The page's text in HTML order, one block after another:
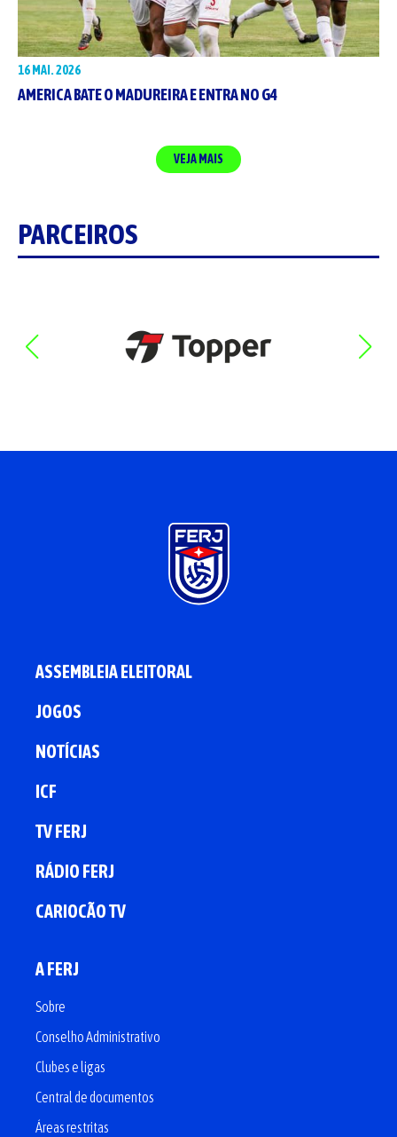
16 MAI. 2026
AMERICA BATE O MADUREIRA E ENTRA NO G4
VEJA MAIS
PARCEIROS
ASSEMBLEIA ELEITORAL
JOGOS
NOTÍCIAS
ICF
TV FERJ
RÁDIO FERJ
CARIOCÃO TV
A FERJ
Sobre
Conselho Administrativo
Clubes e ligas
Central de documentos
Áreas restritas